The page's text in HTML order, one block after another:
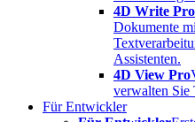
4D Write Pro
Dokumente
Assistenten.
4D View Pro
verwalten Sie
Für Entwickler